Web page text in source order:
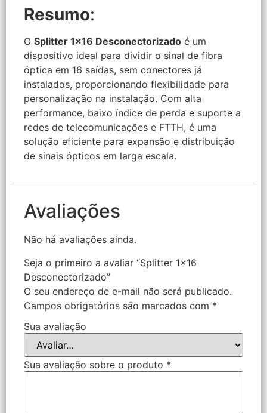
Resumo:
O Splitter 1×16 Desconectorizado é um
dispositivo ideal para dividir o sinal de fibra
óptica em 16 saídas, sem conectores já
instalados, proporcionando flexibilidade para
personalização na instalação. Com alta
performance, baixo índice de perda e suporte a
redes de telecomunicações e FTTH, é uma
solução eficiente para expansão e distribuição
de sinais ópticos em larga escala.
Avaliações
Não há avaliações ainda.
Seja o primeiro a avaliar “Splitter 1×16
Desconectorizado”
O seu endereço de e-mail não será publicado.
Campos obrigatórios são marcados com *
Sua avaliação
Sua avaliação sobre o produto *